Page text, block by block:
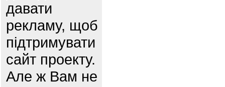
давати
рекламу, щоб
підтримувати
сайт проекту.
Але ж Вам не